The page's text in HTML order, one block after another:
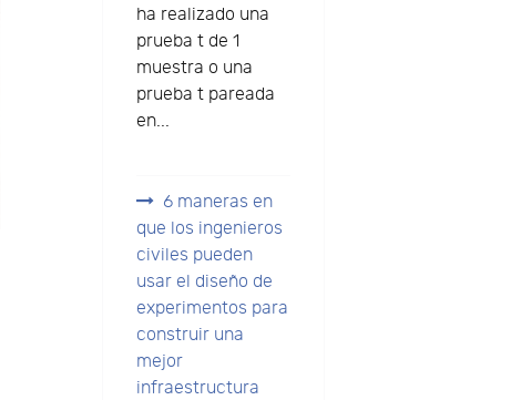
ha realizado una
prueba t de 1
muestra o una
prueba t pareada
en...
6 maneras en
que los ingenieros
civiles pueden
usar el diseño de
experimentos para
construir una
mejor
infraestructura